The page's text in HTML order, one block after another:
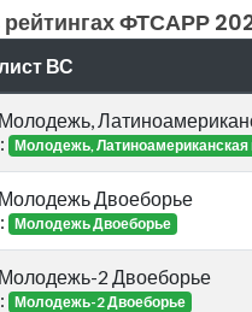
рейтингах ФТСАРР
ВС
Молодежь, Латиноамериканская
Двоеборье
Молодежь Двоеборье
2 Двоеборье
Молодежь-2 Двоеборье